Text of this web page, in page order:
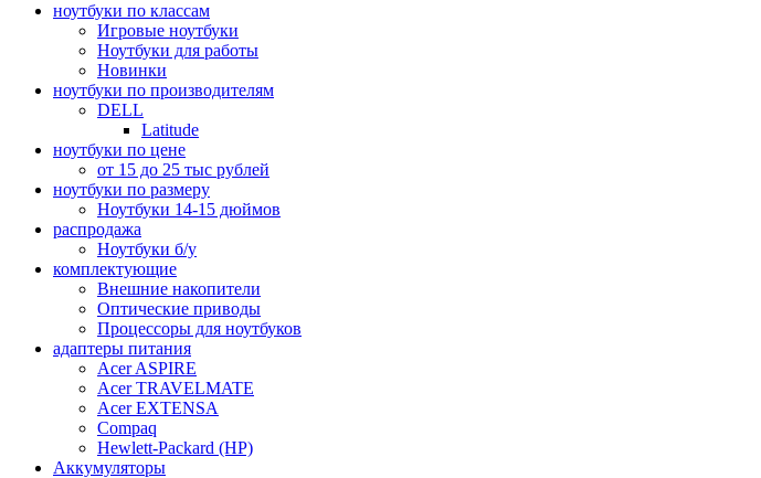
ноутбуки по классам
Игровые ноутбуки
Ноутбуки для работы
Новинки
ноутбуки по производителям
DELL
Latitude
ноутбуки по цене
от 15 до 25 тыс рублей
ноутбуки по размеру
Ноутбуки 14-15 дюймов
распродажа
Ноутбуки б/у
комплектующие
Внешние накопители
Оптические приводы
Процессоры для ноутбуков
адаптеры питания
Acer ASPIRE
Acer TRAVELMATE
Acer EXTENSA
Compaq
Hewlett-Packard (HP)
Аккумуляторы